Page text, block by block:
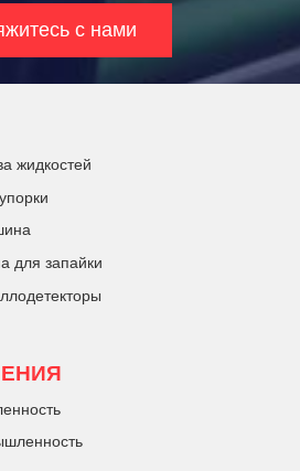
с нами
жидкостей
для запайки